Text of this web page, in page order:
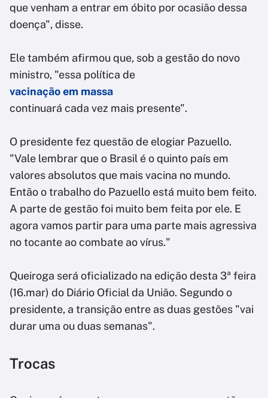
que venham a entrar em óbito por ocasião dessa
doença", disse.
Ele também afirmou que, sob a gestão do novo
ministro, "essa política de
vacinação em massa
continuará cada vez mais presente".
O presidente fez questão de elogiar Pazuello.
"Vale lembrar que o Brasil é o quinto país em
valores absolutos que mais vacina no mundo.
Então o trabalho do Pazuello está muito bem feito.
A parte de gestão foi muito bem feita por ele. E
agora vamos partir para uma parte mais agressiva
no tocante ao combate ao vírus."
Queiroga será oficializado na edição desta 3ª feira
(16.mar) do Diário Oficial da União. Segundo o
presidente, a transição entre as duas gestões "vai
durar uma ou duas semanas".
Trocas